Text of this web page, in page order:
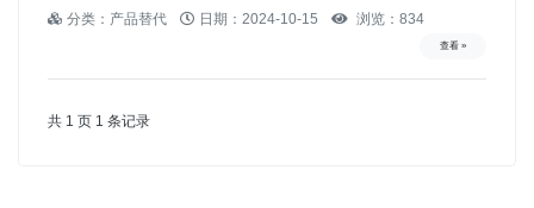
二极管-佑风微电子
分类：产品替代 日期：2024-10-15 浏览：834
查看 »
共 1 页 1 条记录